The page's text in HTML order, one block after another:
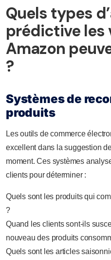
Quels types
prédictive les
Amazon
?
Systèmes de
produits
Les outils de commerce
excellent dans la suggestion
moment. Ces systèmes
clients pour déterminer :
Quels sont les produits qui
?
Quand les clients sont-ils
nouveau des produits
Quels sont les articles